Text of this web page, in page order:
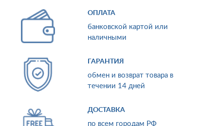
ОПЛАТА
банковской картой или
наличными
ГАРАНТИЯ
обмен и возврат товара в
течении 14 дней
ДОСТАВКА
по всем городам РФ